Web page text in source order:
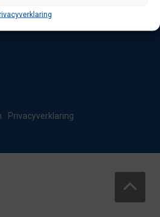
info@appelbouw.nl
Privacyverklaring